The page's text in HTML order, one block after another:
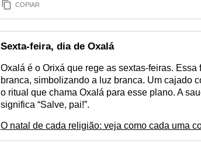
COPIAR
Sexta-feira, dia de Oxalá
Oxalá é o Orixá que rege as sextas-feiras.
branca, simbolizando a luz branca. Um cajado
o ritual que chama Oxalá para esse plano. A
significa “Salve, pai!”.
O natal de cada religião: veja como cada uma